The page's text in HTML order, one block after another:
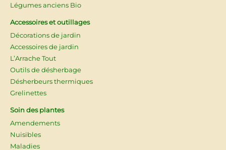
Légumes anciens Bio
Accessoires et outillages
Décorations de jardin
Accessoires de jardin
L’Arrache Tout
Outils de désherbage
Désherbeurs thermiques
Grelinettes
Soin des plantes
Amendements
Nuisibles
Maladies